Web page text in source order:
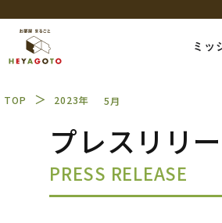
ミッ
TOP ＞ 2023年 5月
プレスリリ
PRESS RELEASE